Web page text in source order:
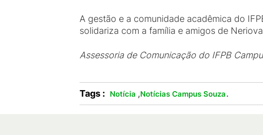
A gestão e a comunidade acadêmica do
solidariza com a família e amigos de
Assessoria de Comunicação do IFPB
Tags : Notícia ,Notícias Campus Souza.